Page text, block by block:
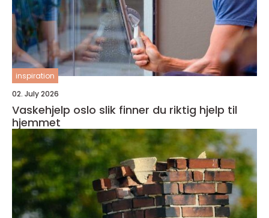
inspiration
02. July 2026
Vaskehjelp oslo slik finner du riktig hjelp til
hjemmet